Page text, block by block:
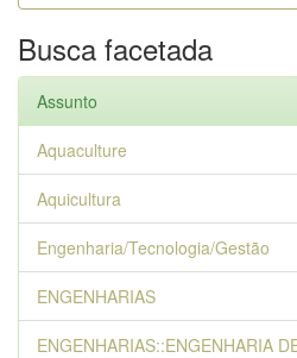
Busca facetada
Assunto
Aquaculture
Aquicultura
Engenharia/Tecnologia/Gestão
ENGENHARIAS
ENGENHARIAS::ENGENHARIA